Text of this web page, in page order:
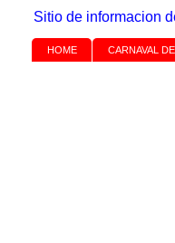
Sitio de informacion
HOME CARNAVAL